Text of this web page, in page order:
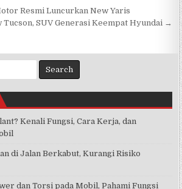
Resmi Luncurkan New Yaris
Tucson, SUV Generasi Keempat Hyundai →
Kenali Fungsi, Cara Kerja, dan
di Jalan Berkabut, Kurangi Risiko
dan Torsi pada Mobil, Pahami Fungsi